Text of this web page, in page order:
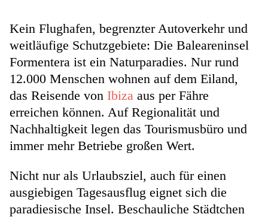
Kein Flughafen, begrenzter Autoverkehr und
weitläufige Schutzgebiete: Die Baleareninsel
Formentera ist ein Naturparadies. Nur rund
12.000 Menschen wohnen auf dem Eiland,
das Reisende von Ibiza aus per Fähre
erreichen können. Auf Regionalität und
Nachhaltigkeit legen das Tourismusbüro und
immer mehr Betriebe großen Wert.
Nicht nur als Urlaubsziel, auch für einen
ausgiebigen Tagesausflug eignet sich die
paradiesische Insel. Beschauliche Städtchen